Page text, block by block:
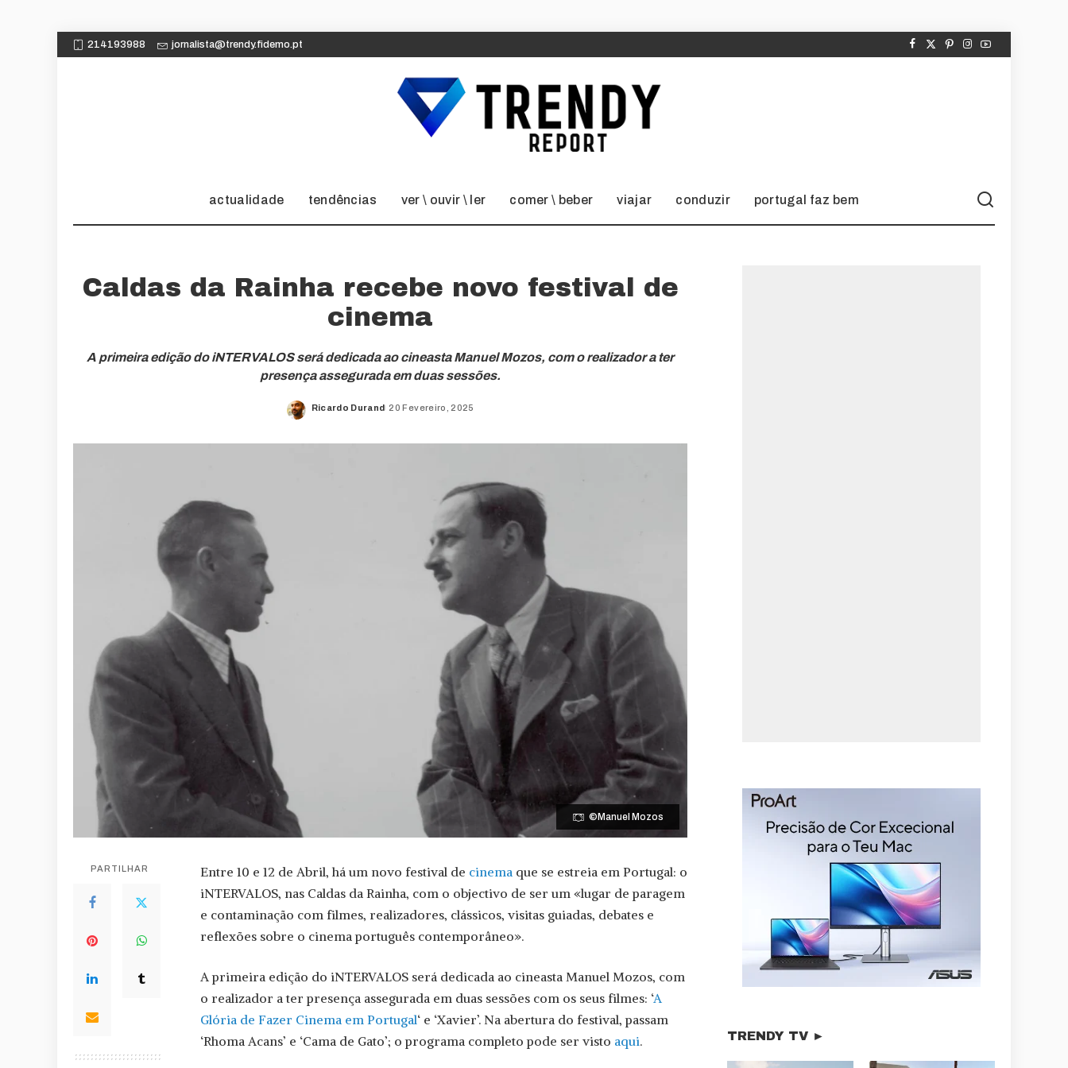
214193988 jornalista@trendy.fidemo.pt
actualidade tendências ver \ ouvir \ ler comer \ beber viajar conduzir portugal faz bem
Caldas da Rainha recebe novo festival de
cinema
A primeira edição do iNTERVALOS será dedicada ao cineasta Manuel Mozos, com o realizador a ter
presença assegurada em duas sessões.
Posted
Ricardo Durand 20 Fevereiro, 2025
©Manuel Mozos
PARTILHAR Entre 10 e 12 de Abril, há um novo festival de cinema que se estreia em Portugal: o
iNTERVALOS, nas Caldas da Rainha, com o objectivo de ser um «lugar de paragem
e contaminação com filmes, realizadores, clássicos, visitas guiadas, debates e
reflexões sobre o cinema português contemporâneo».
A primeira edição do iNTERVALOS será dedicada ao cineasta Manuel Mozos, com
o realizador a ter presença assegurada em duas sessões com os seus filmes: ‘A
Glória de Fazer Cinema em Portugal‘ e ‘Xavier’. Na abertura do festival, passam
‘Rhoma Acans’ e ‘Cama de Gato’; o programa completo pode ser visto aqui. TRENDY TV ►